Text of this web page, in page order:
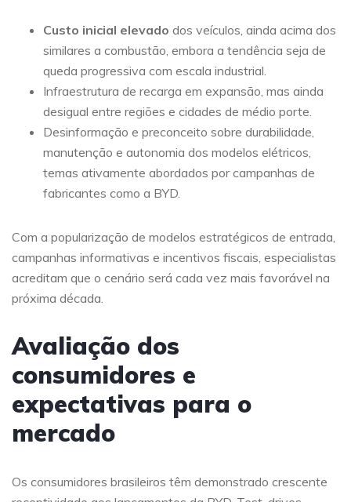
Custo inicial elevado dos veículos, ainda acima dos
similares a combustão, embora a tendência seja de
queda progressiva com escala industrial.
Infraestrutura de recarga em expansão, mas ainda
desigual entre regiões e cidades de médio porte.
Desinformação e preconceito sobre durabilidade,
manutenção e autonomia dos modelos elétricos,
temas ativamente abordados por campanhas de
fabricantes como a BYD.
Com a popularização de modelos estratégicos de entrada,
campanhas informativas e incentivos fiscais, especialistas
acreditam que o cenário será cada vez mais favorável na
próxima década.
Avaliação dos
consumidores e
expectativas para o
mercado
Os consumidores brasileiros têm demonstrado crescente